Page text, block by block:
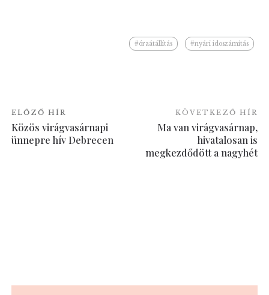
#óraátállítás #nyári idoszámítás
ELŐZŐ HÍR
Közös virágvasárnapi
ünnepre hív Debrecen
KÖVETKEZŐ HÍR
Ma van virágvasárnap,
hivatalosan is
megkezdődött a nagyhét